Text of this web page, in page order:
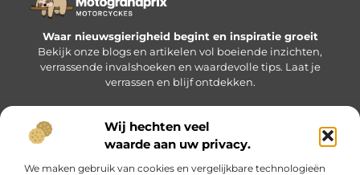
Wij hechten veel
waarde aan uw privacy.
We maken gebruik van cookies en vergelijkbare technologieën
Waar nieuwsgierigheid begint en inspiratie groeit
Bekijk onze blogs en artikelen vol boeiende inzichten,
verrassende invalshoeken en waardevolle tips. Laat je
verrassen en blijf ontdekken.
Bericht categorie